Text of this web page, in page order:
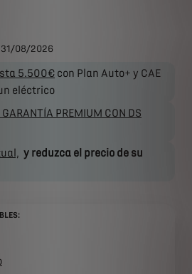
31/08/2026
5.500€ con Plan Auto+ y CAE
eléctrico
PREMIUM CON DS
y reduzca el precio de su